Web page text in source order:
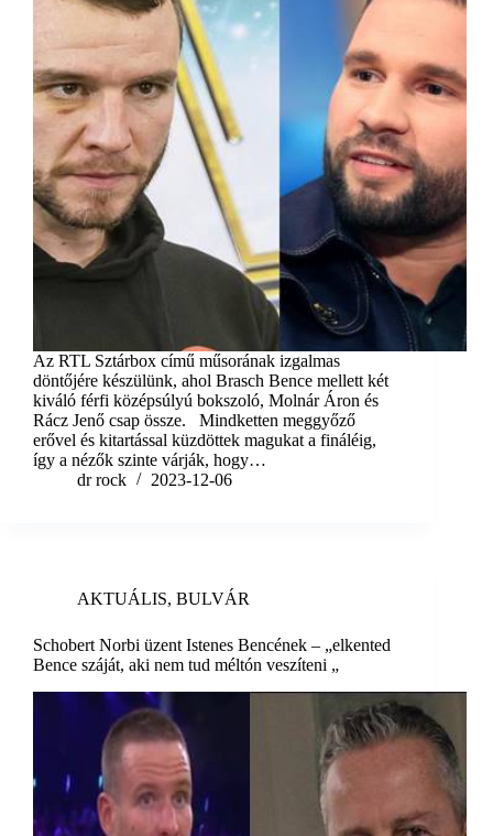
Az RTL Sztárbox című műsorának izgalmas
döntőjére készülünk, ahol Brasch Bence mellett két
kiváló férfi középsúlyú bokszoló, Molnár Áron és
Rácz Jenő csap össze. Mindketten meggyőző
erővel és kitartással küzdöttek magukat a fináléig,
így a nézők szinte várják, hogy…
dr rock
2023-12-06
AKTUÁLIS, BULVÁR
Schobert Norbi üzent Istenes Bencének – „elkented
Bence száját, aki nem tud méltón veszíteni „